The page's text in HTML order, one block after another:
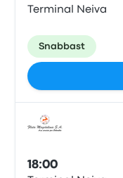
Terminal Neiva
Snabbast
18:00